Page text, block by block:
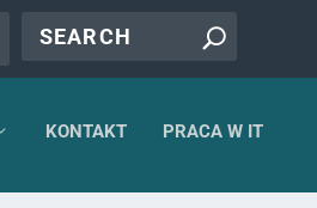
KONTAKT PRACA W IT